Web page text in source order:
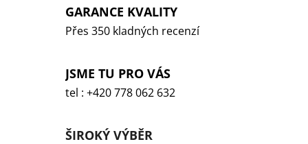
GARANCE KVALITY
Přes 350 kladných recenzí
JSME TU PRO VÁS
tel : +420 778 062 632
ŠIROKÝ VÝBĚR